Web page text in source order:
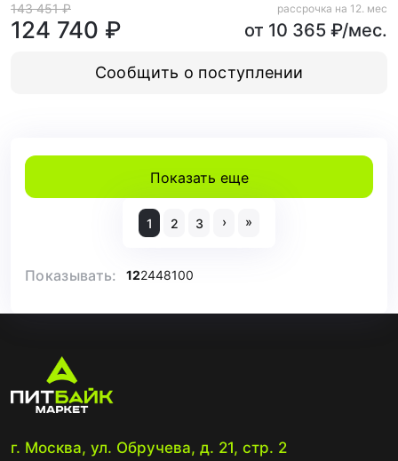
143 451 ₽
124 740 ₽
рассрочка на 12. мес
от 10 365 ₽/мес.
Сообщить о поступлении
Показать еще
1 2 3 › »
Показывать: 122448100
г. Москва, ул. Обручева, д. 21, стр. 2